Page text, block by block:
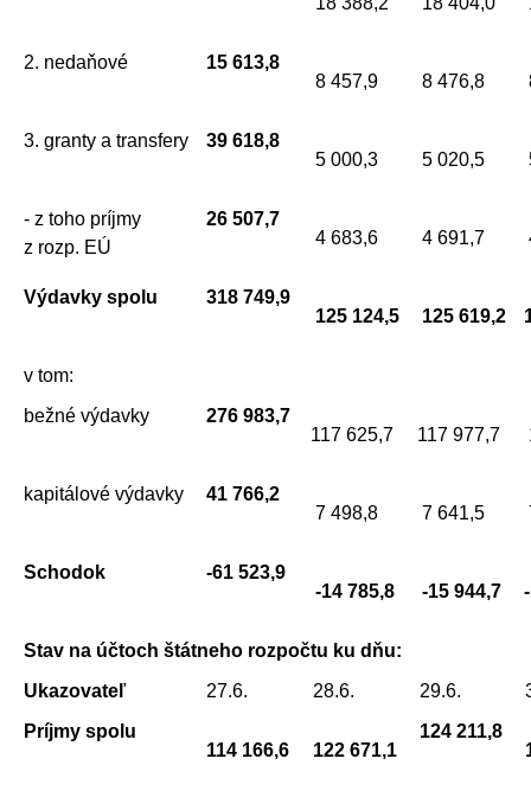
2. nedaňové
15 613,8
8 457,9
8 476,8
3. granty a transfery
39 618,8
5 000,3
5 020,5
- z toho príjmy
z rozp. EÚ
26 507,7
4 683,6
4 691,7
Výdavky spolu
318 749,9
125 124,5
125 619,2
v tom:
bežné výdavky
276 983,7
117 625,7
117 977,7
kapitálové výdavky
41 766,2
7 498,8
7 641,5
Schodok
-61 523,9
-14 785,8
-15 944,7
Stav na účtoch štátneho rozpočtu ku dňu:
Ukazovateľ
27.6. 28.6. 29.6.
Príjmy spolu
114 166,6
122 671,1
124 211,8